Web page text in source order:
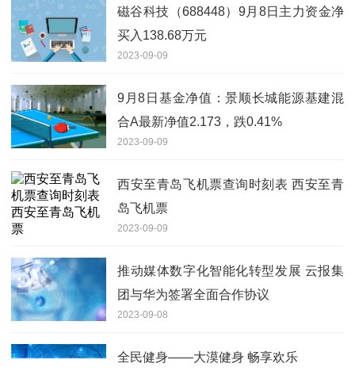
磁谷科技（688448）9月8日主力资金净
买入138.68万元
2023-09-09
9月8日基金净值：景顺长城能源基建混
合A最新净值2.173，跌0.41%
2023-09-09
西安至青岛飞机票查询时刻表 西安至青
岛飞机票
2023-09-09
推动媒体数字化智能化转型发展 云报集
团与华为签署全面合作协议
2023-09-08
全民健身——大漠健身 畅享欢乐